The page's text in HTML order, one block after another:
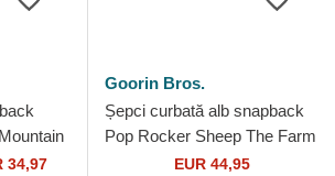
Farm
34,97
Goorin Bros.
Șepci curbată alb snapback
Pop Rocker Sheep The Farm
Goorin Bros.EUR 44,95